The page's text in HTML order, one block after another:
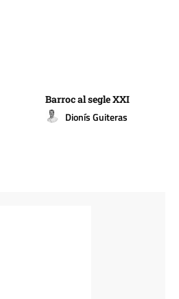
Barroc al segle XXI
Dionís Guiteras